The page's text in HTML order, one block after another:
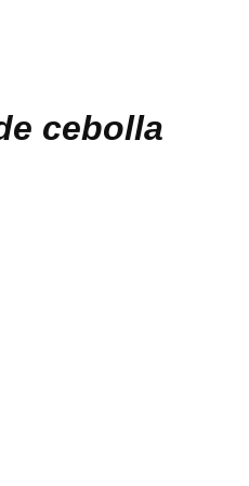
cebolla